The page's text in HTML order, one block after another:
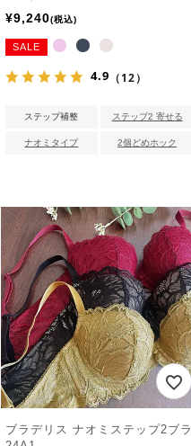
¥9,240 税込
SALE
4.9 （12）
ステップ補整 ステップ2 寄せる
ナオミタイプ 2個どめホック
ブラデリス ナオミステップ2ブラ